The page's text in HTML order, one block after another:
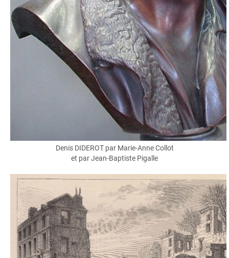
Denis DIDEROT par Marie-Anne Collot
et par Jean-Baptiste Pigalle